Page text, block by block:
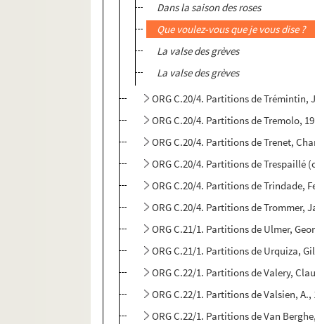
Dans la saison des roses
Que voulez-vous que je vous dise ?
La valse des grèves
La valse des grèves
ORG C.20/4. Partitions de Trémintin,
ORG C.20/4. Partitions de Tremolo,
ORG C.20/4. Partitions de Trenet,
ORG C.20/4. Partitions de Trespaillé
ORG C.20/4. Partitions de Trindade,
ORG C.20/4. Partitions de Trommer,
ORG C.21/1. Partitions de Ulmer,
ORG C.21/1. Partitions de Urquiza,
ORG C.22/1. Partitions de Valery,
ORG C.22/1. Partitions de Valsien,
ORG C.22/1. Partitions de Van